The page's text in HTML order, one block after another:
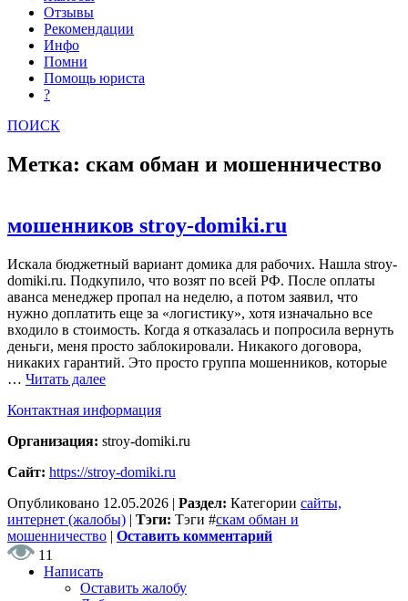
Отзывы
Рекомендации
Инфо
Помни
Помощь юриста
?
ПОИСК
Метка: скам обман и мошенничество
мошенников stroy-domiki.ru
Искала бюджетный вариант домика для рабочих. Нашла stroy-
domiki.ru. Подкупило, что возят по всей РФ. После оплаты
аванса менеджер пропал на неделю, а потом заявил, что
нужно доплатить еще за «логистику», хотя изначально все
входило в стоимость. Когда я отказалась и попросила вернуть
деньги, меня просто заблокировали. Никакого договора,
никаких гарантий. Это просто группа мошенников, которые
… Читать далее
Контактная информация
Организация: stroy-domiki.ru
Сайт: https://stroy-domiki.ru
Опубликовано 12.05.2026 | Раздел: Категории сайты,
интернет (жалобы) | Тэги: Тэги #скам обман и
мошенничество | Оставить комментарий
11
Написать
Оставить жалобу